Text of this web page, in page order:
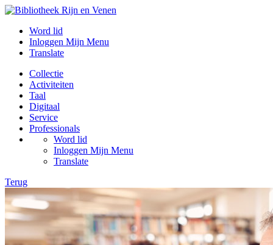
Word lid
Inloggen Mijn Menu
Translate
Collectie
Activiteiten
Taal
Digitaal
Service
Professionals
Word lid
Inloggen Mijn Menu
Translate
Terug